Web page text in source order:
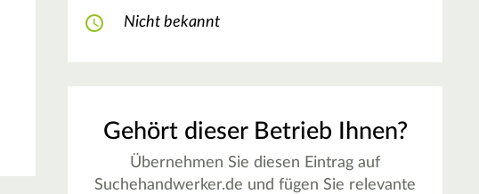
Nicht bekannt
Gehört dieser Betrieb Ihnen?
Übernehmen Sie diesen Eintrag auf
Suchehandwerker.de und fügen Sie relevante